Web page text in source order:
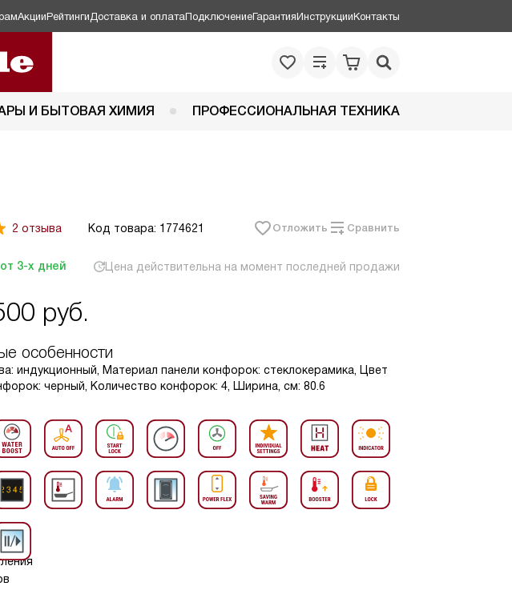
АкцииРейтинги Доставка и оплатаПодключениеГарантияИнструкцииКонтакты
И БЫТОВАЯ ХИМИЯ ПРОФЕССИОНАЛЬНАЯ ТЕХНИКА
2 отзыва Код товара: 1774621 Отложить Сравнить
3-х дней Цена действительна на момент последней продажи
руб.
особенности
индукционный, Материал панели конфорок: стеклокерамика, Цвет
черный, Количество конфорок: 4, Ширина, см: 80.6